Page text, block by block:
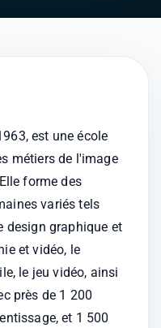
est une école
métiers de l'image
forme des
variés tels
design graphique et
et vidéo, le
le jeu vidéo, ainsi
près de 1 200
et 1 500